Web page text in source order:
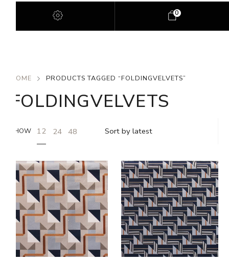
0
HOME PRODUCTS TAGGED “FOLDINGVELVETS”
FOLDINGVELVETS
SHOW 12 24 48